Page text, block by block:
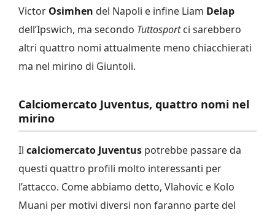
Victor Osimhen del Napoli e infine Liam Delap
dell’Ipswich, ma secondo Tuttosportci sarebbero
altri quattro nomi attualmente meno chiacchierati
ma nel mirino di Giuntoli.
Calciomercato Juventus, quattro nomi nel
mirino
Il calciomercato Juventus potrebbe passare da
questi quattro profili molto interessanti per
l’attacco. Come abbiamo detto, Vlahovic e Kolo
Muani per motivi diversi non faranno parte del